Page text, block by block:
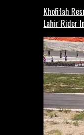
Khofifah
Lahir Rider